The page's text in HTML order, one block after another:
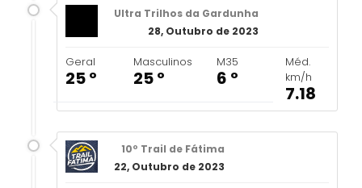
Ultra Trilhos da Gardunha
28, Outubro de 2023
Geral
25 º
Masculinos
25 º
M35
6 º
Méd.
km/h
7.18
10º Trail de Fátima
22, Outubro de 2023